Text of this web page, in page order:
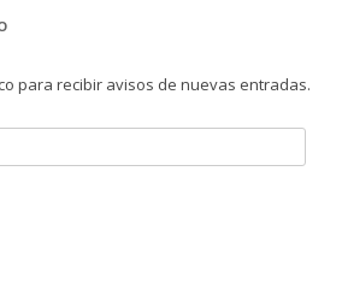
para recibir avisos de nuevas entradas.